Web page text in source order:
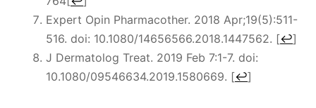
Expert Opin Pharmacother. 2018 Apr;19(5):511-
516. doi: 10.1080/14656566.2018.1447562. [↩]
J Dermatolog Treat. 2019 Feb 7:1-7. doi:
10.1080/09546634.2019.1580669. [↩]